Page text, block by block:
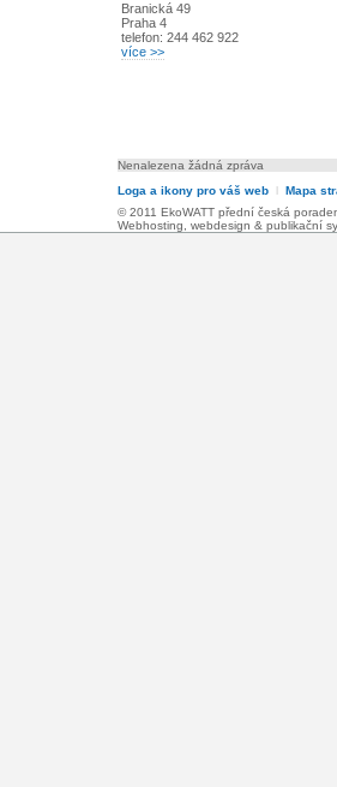
Branická 49
Praha 4
telefon: 244 462 922
více >>
Nenalezena žádná zpráva
Loga a ikony pro váš web l Mapa
© 2011 EkoWATT přední česká
Webhosting
webdesign & publikační